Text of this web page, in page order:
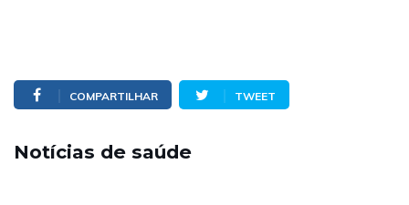
COMPARTILHAR TWEET
Notícias de saúde